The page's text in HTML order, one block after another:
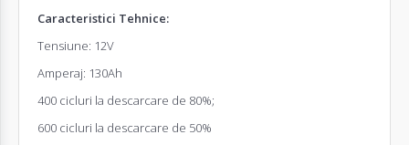
Caracteristici Tehnice:
Tensiune: 12V
Amperaj: 130Ah
400 cicluri la descarcare de 80%;
600 cicluri la descarcare de 50%